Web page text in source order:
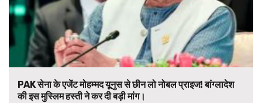
PAK सेना के एजेंट मोहम्मद यूनुस से छीन लो नोबल प्राइज! बांग्लादेश
की इस मुस्लिम हस्ती ने कर दी बड़ी मांग।